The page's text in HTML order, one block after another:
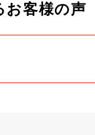
お客様の声